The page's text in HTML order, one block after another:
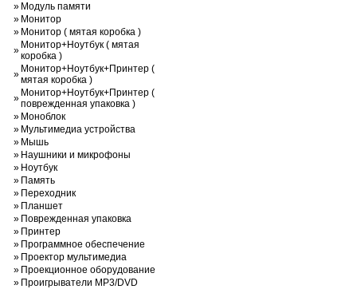
» Модуль памяти
» Монитор
» Монитор ( мятая коробка )
» Монитор+Ноутбук ( мятая
коробка )
» Монитор+Ноутбук+Принтер (
мятая коробка )
» Монитор+Ноутбук+Принтер (
поврежденная упаковка )
» Моноблок
» Мультимедиа устройства
» Мышь
» Наушники и микрофоны
» Ноутбук
» Память
» Переходник
» Планшет
» Поврежденная упаковка
» Принтер
» Программное обеспечение
» Проектор мультимедиа
» Проекционное оборудование
» Проигрыватели MP3/DVD